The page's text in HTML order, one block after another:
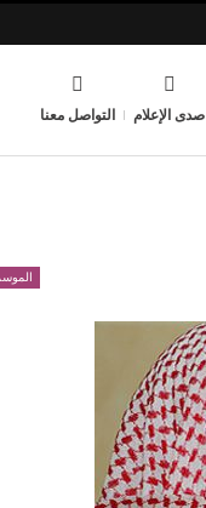
صدى الإعلام التواصل معنا